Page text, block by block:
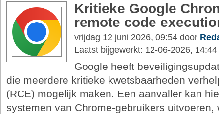
Kritieke Google
remote code
vrijdag 12 juni 2026, 09:54 door
Laatst bijgewerkt: 12-06-2026, 14:44
Google heeft
die meerdere kritieke kwetsbaarheden
(RCE) mogelijk maken. Een aanvaller kan
systemen van Chrome-gebruikers